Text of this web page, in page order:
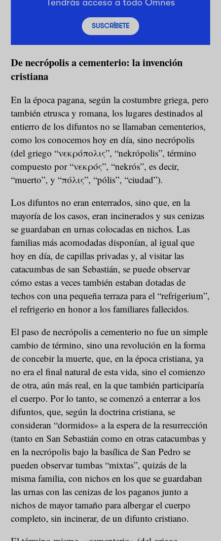
Tendrás acceso a todo Omnes
SUSCRÍBETE
De necrópolis a cementerio: la invención
cristiana
En la época pagana, según la costumbre griega, pero
también etrusca y romana, los lugares destinados al
entierro de los difuntos no se llamaban cementerios,
como los conocemos hoy en día, sino necrópolis
(del griego “νεκρόπολις”, “nekrópolis”, término
compuesto por “νεκρός”, “nekrós”, es decir,
“muerto”, y “πόλις”, “pólis”, “ciudad”).
Los difuntos no eran enterrados, sino que, en la
mayoría de los casos, eran incinerados y sus cenizas
se guardaban en urnas colocadas en nichos. Las
familias más acomodadas disponían, al igual que
hoy en día, de capillas privadas y, al visitar las
catacumbas de san Sebastián, se puede observar
cómo estas a veces también estaban dotadas de
techos con una pequeña terraza para el “refrigerium”,
el refrigerio en honor a los familiares fallecidos.
El paso de necrópolis a cementerio no fue un simple
cambio de término, sino una revolución en la forma
de concebir la muerte, que, en la época cristiana, ya
no era el final natural de esta vida, sino el comienzo
de otra, aún más real, en la que también participaría
el cuerpo. Por lo tanto, se comenzó a enterrar a los
difuntos, que, según la doctrina cristiana, se
consideran “dormidos» a la espera de la resurrección
(tanto en San Sebastián como en otras catacumbas y
en la necrópolis bajo la basílica de San Pedro se
pueden observar tumbas “mixtas”, quizás de la
misma familia, con nichos en los que se guardaban
las urnas con las cenizas de los paganos junto a
nichos de mayor tamaño para albergar el cuerpo
completo, sin incinerar, de un difunto cristiano.